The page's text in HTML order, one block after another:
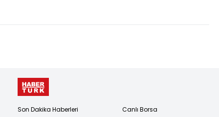
Son Dakika Haberleri
Canlı Borsa